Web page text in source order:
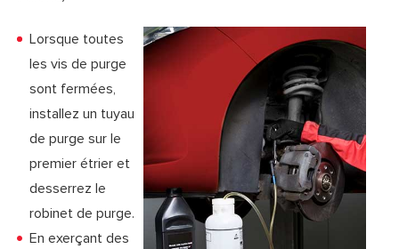
Lorsque toutes
les vis de purge
sont fermées,
installez un tuyau
de purge sur le
premier étrier et
desserrez le
robinet de purge.
En exerçant des